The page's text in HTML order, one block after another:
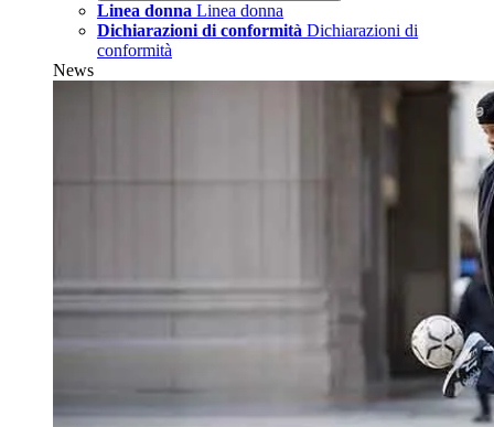
Linea donna Linea donna
Dichiarazioni di conformità Dichiarazioni di
conformità
News